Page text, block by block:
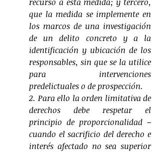
que la medida se implemente en
los marcos de una investigación
de un delito concreto y a la
identificación y ubicación de los
responsables, sin que se la utilice
para intervenciones
predelictuales o de prospección.
2. Para ello la orden limitativa de
derechos debe respetar el
principio de proporcionalidad –
cuando el sacrificio del derecho e
interés afectado no sea superior